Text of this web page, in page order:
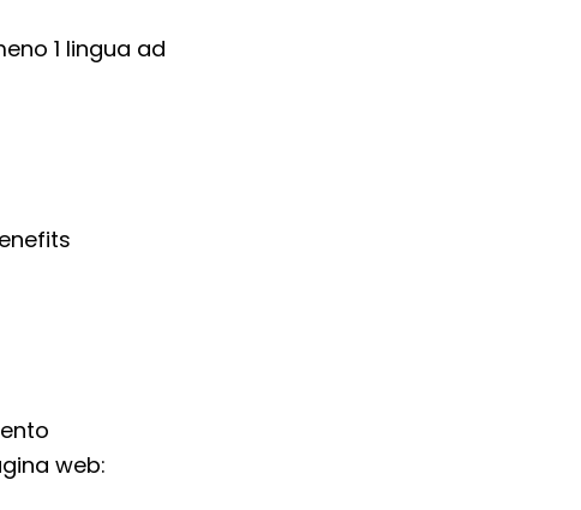
1 lingua ad
web: